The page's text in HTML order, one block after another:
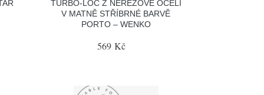
TURBO-LOC Z NEREZOVÉ OCELI
V MATNĚ STŘÍBRNÉ BARVĚ
PORTO – WENKO
569 Kč